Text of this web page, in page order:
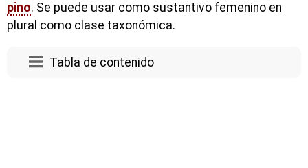
pino. Se puede usar como sustantivo femenino en
plural como clase taxonómica.
Tabla de contenido